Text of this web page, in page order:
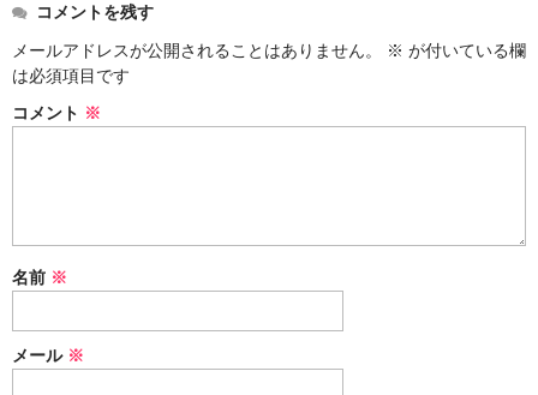
ふた付き
単品
セット
コメントを残す
メールアドレスが公開されることはありません。
※ が付いている欄
は必須項目です
コメント ※
名前 ※
メール ※